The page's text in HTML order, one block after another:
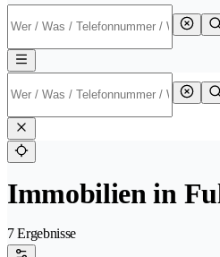
Immobilien in
7 Ergebnisse